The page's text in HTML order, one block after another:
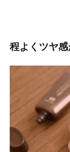
程よくツヤ